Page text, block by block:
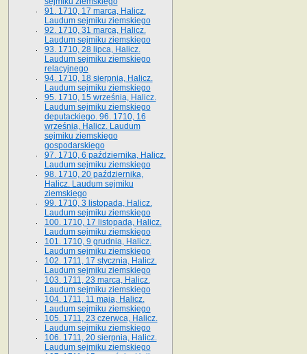
91. 1710, 17 marca, Halicz.
Laudum sejmiku ziemskiego
92. 1710, 31 marca, Halicz.
Laudum sejmiku ziemskiego
93. 1710, 28 lipca, Halicz.
Laudum sejmiku ziemskiego
relacyjnego
94. 1710, 18 sierpnia, Halicz.
Laudum sejmiku ziemskiego
95. 1710, 15 września, Halicz.
Laudum sejmiku ziemskiego
deputackiego. 96. 1710, 16
września, Halicz. Laudum
sejmiku ziemskiego
gospodarskiego
97. 1710, 6 października, Halicz.
Laudum sejmiku ziemskiego
98. 1710, 20 października,
Halicz. Laudum sejmiku
ziemskiego
99. 1710, 3 listopada, Halicz.
Laudum sejmiku ziemskiego
100. 1710, 17 listopada, Halicz.
Laudum sejmiku ziemskiego
101. 1710, 9 grudnia, Halicz.
Laudum sejmiku ziemskiego
102. 1711, 17 stycznia, Halicz.
Laudum sejmiku ziemskiego
103. 1711, 23 marca, Halicz.
Laudum sejmiku ziemskiego
104. 1711, 11 maja, Halicz.
Laudum sejmiku ziemskiego
105. 1711, 23 czerwca, Halicz.
Laudum sejmiku ziemskiego
106. 1711, 20 sierpnia, Halicz.
Laudum sejmiku ziemskiego